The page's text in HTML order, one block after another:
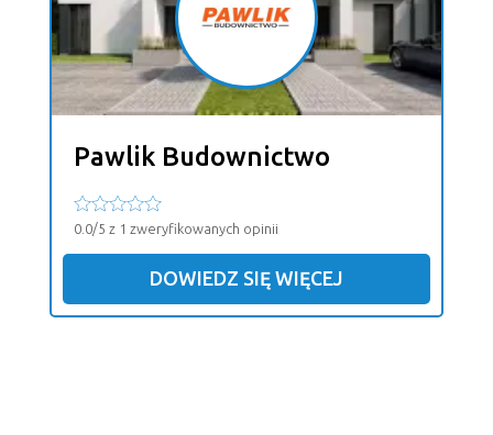
Pawlik Budownictwo
0.0/5 z 1 zweryfikowanych opinii
DOWIEDZ SIĘ WIĘCEJ